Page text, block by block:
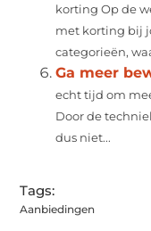
korting Op de
met korting bij
categorieën,
Ga meer
echt tijd om
Door de
dus niet...
Tags:
Aanbiedingen